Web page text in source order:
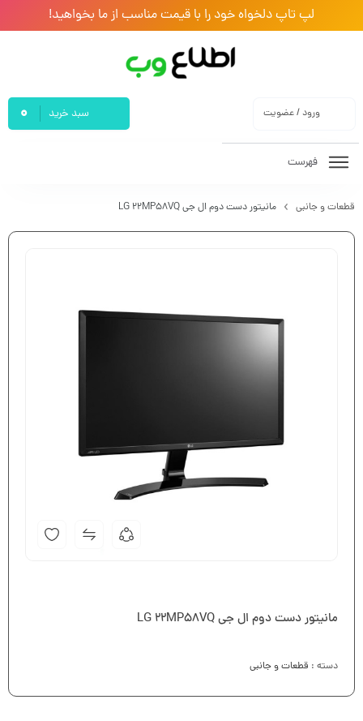
لپ تاپ دلخواه خود را با قیمت مناسب از ما بخواهید!
ورود / عضویت سبد خرید 0
فهرست
قطعات و جانبی مانیتور دست دوم ال جی LG 22MP58VQ
مانیتور دست دوم ال جی LG 22MP58VQ
دسته : قطعات و جانبی